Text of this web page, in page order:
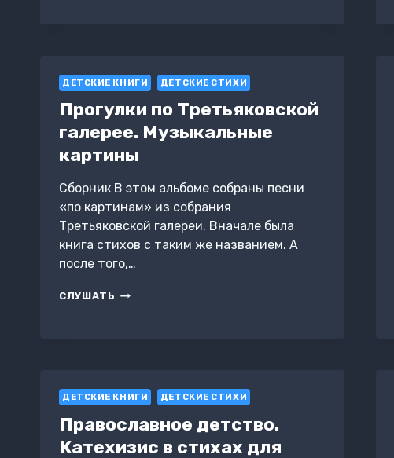
ПЛОХО?
ДЕТСКИЕ КНИГИ ДЕТСКИЕ СТИХИ
Прогулки по Третьяковской
галерее. Музыкальные
картины
Сборник В этом альбоме собраны песни
«по картинам» из собрания
Третьяковской галереи. Вначале была
книга стихов с таким же названием. А
после того,…
СЛУШАТЬ ПРОГУЛКИ
ДЕТСКИЕ КНИГИ ДЕТСКИЕ СТИХИ
Православное детство.
Катехизис в стихах для